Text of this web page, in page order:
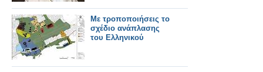
Με τροποποιήσεις το
σχέδιο ανάπλασης
του Ελληνικού